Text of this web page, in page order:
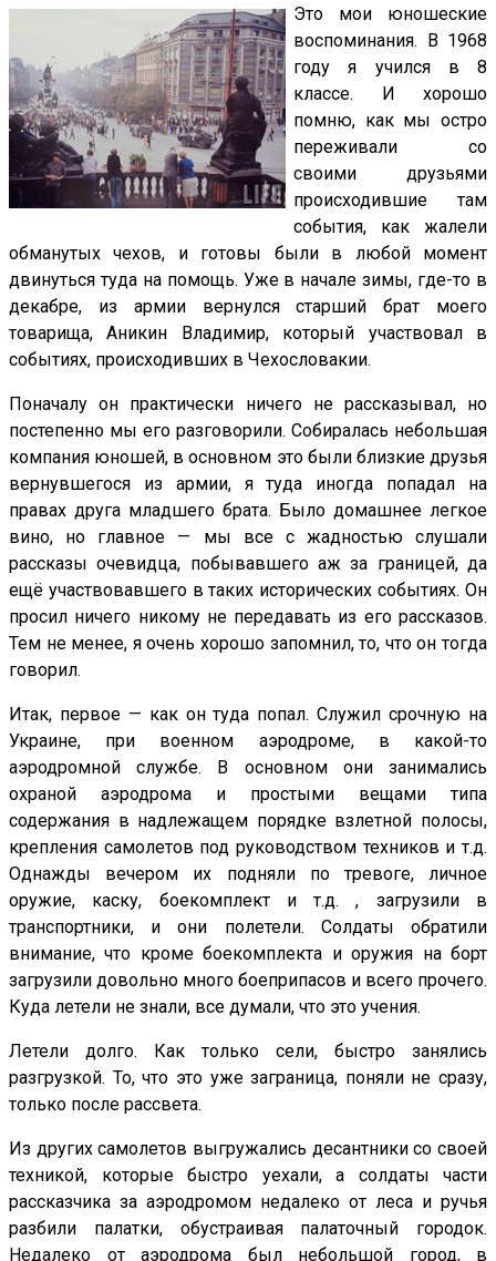
Это мои юношеские
воспоминания. В 1968
году я учился в 8
классе. И хорошо
помню, как мы остро
переживали со
своими друзьями
происходившие там
события, как жалели
обманутых чехов, и готовы были в любой момент
двинуться туда на помощь. Уже в начале зимы, где-то в
декабре, из армии вернулся старший брат моего
товарища, Аникин Владимир, который участвовал в
событиях, происходивших в Чехословакии.
Поначалу он практически ничего не рассказывал, но
постепенно мы его разговорили. Собиралась небольшая
компания юношей, в основном это были близкие друзья
вернувшегося из армии, я туда иногда попадал на
правах друга младшего брата. Было домашнее легкое
вино, но главное — мы все с жадностью слушали
рассказы очевидца, побывавшего аж за границей, да
ещё участвовавшего в таких исторических событиях. Он
просил ничего никому не передавать из его рассказов.
Тем не менее, я очень хорошо запомнил, то, что он тогда
говорил.
Итак, первое — как он туда попал. Служил срочную на
Украине, при военном аэродроме, в какой-то
аэродромной службе. В основном они занимались
охраной аэродрома и простыми вещами типа
содержания в надлежащем порядке взлетной полосы,
крепления самолетов под руководством техников и т.д.
Однажды вечером их подняли по тревоге, личное
оружие, каску, боекомплект и т.д. , загрузили в
транспортники, и они полетели. Солдаты обратили
внимание, что кроме боекомплекта и оружия на борт
загрузили довольно много боеприпасов и всего прочего.
Куда летели не знали, все думали, что это учения.
Летели долго. Как только сели, быстро занялись
разгрузкой. То, что это уже заграница, поняли не сразу,
только после рассвета.
Из других самолетов выгружались десантники со своей
техникой, которые быстро уехали, а солдаты части
рассказчика за аэродромом недалеко от леса и ручья
разбили палатки, обустраивая палаточный городок.
Недалеко от аэродрома был небольшой город, в